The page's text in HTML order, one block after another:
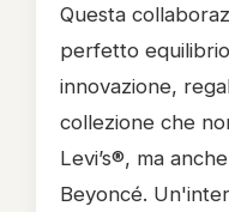
Questa
perfetto
innovazione,
collezione che
Levi’s®, ma
Beyoncé.